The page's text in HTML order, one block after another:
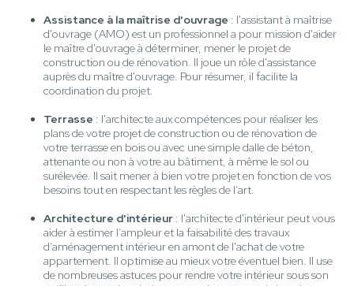
Assistance à la maîtrise d'ouvrage : l'assistant à maîtrise
d'ouvrage (AMO) est un professionnel a pour mission d'aider
le maître d'ouvrage à déterminer, mener le projet de
construction ou de rénovation. Il joue un rôle d'assistance
auprès du maître d'ouvrage. Pour résumer, il facilite la
coordination du projet.
Terrasse : l'architecte aux compétences pour réaliser les
plans de votre projet de construction ou de rénovation de
votre terrasse en bois ou avec une simple dalle de béton,
attenante ou non à votre au bâtiment, à même le sol ou
surélevée. Il sait mener à bien votre projet en fonction de vos
besoins tout en respectant les règles de l’art.
Architecture d'intérieur : l'architecte d'intérieur peut vous
aider à estimer l’ampleur et la faisabilité des travaux
d’aménagement intérieur en amont de l'achat de votre
appartement. Il optimise au mieux votre éventuel bien. Il use
de nombreuses astuces pour rendre votre intérieur sous son